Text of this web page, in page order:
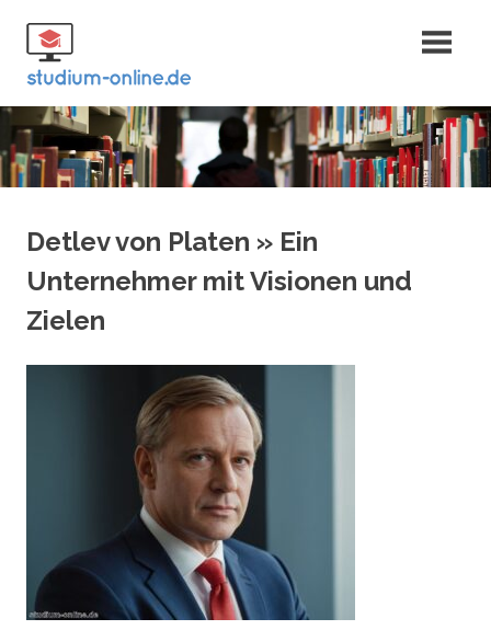
Inhalt
springen
Fernstudium
und Bachelor
Detlev von Platen » Ein
Unternehmer mit Visionen und
Zielen